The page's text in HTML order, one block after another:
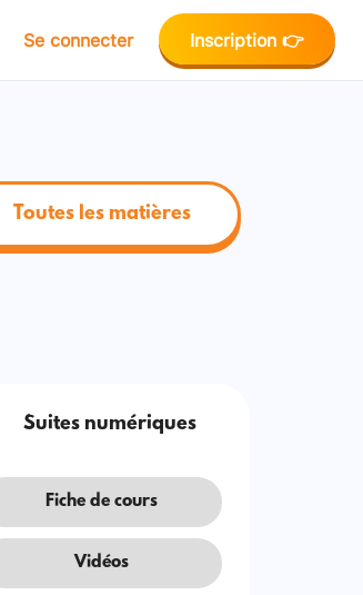
Se connecter Inscription 👉
Toutes les matières
Suites numériques
Fiche de cours
Vidéos